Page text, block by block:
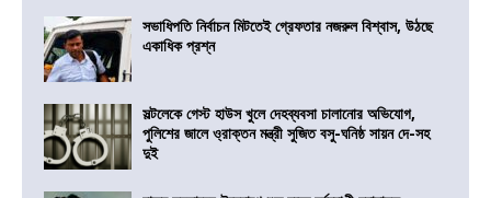
সভাধিপতি নির্বাচন মিটতেই গ্রেফতার নজরুল বিশ্বাস, উঠছে
একাধিক প্রশ্ন
সল্টলেকে গেস্ট হাউস খুলে দেহব্যবসা চালানোর অভিযোগ,
পুলিশের জালে ও্রাক্তন মন্ত্রী সুজিত বসু-ঘনিষ্ঠ সায়ন দে-সহ
দুই